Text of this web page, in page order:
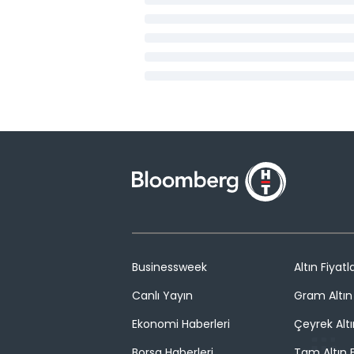
Businessweek
Canlı Yayın
Ekonomi Haberleri
Altın
Gram Altın
Çeyrek